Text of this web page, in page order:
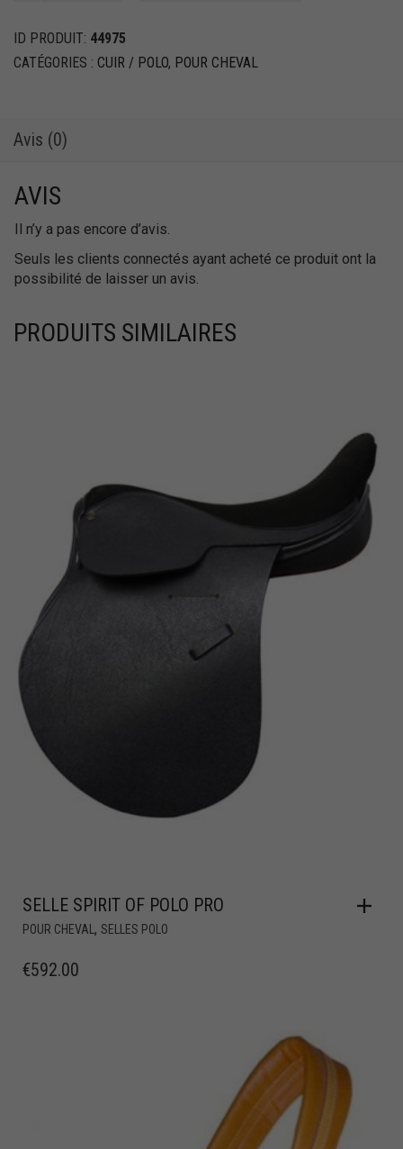
de
rênes
pour
ID PRODUIT: 44975
CATÉGORIES : CUIR / POLO, POUR CHEVAL
Avis (0)
AVIS
Il n’y a pas encore d’avis.
Seuls les clients connectés ayant acheté ce produit ont la
possibilité de laisser un avis.
PRODUITS SIMILAIRES
SELLE SPIRIT OF POLO PRO
POUR CHEVAL , SELLES POLO
€592.00